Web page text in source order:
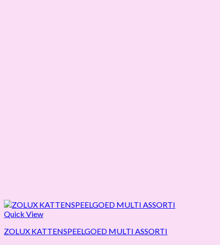
Quick View
ZOLUX KATTENSPEELGOED MULTI ASSORTI